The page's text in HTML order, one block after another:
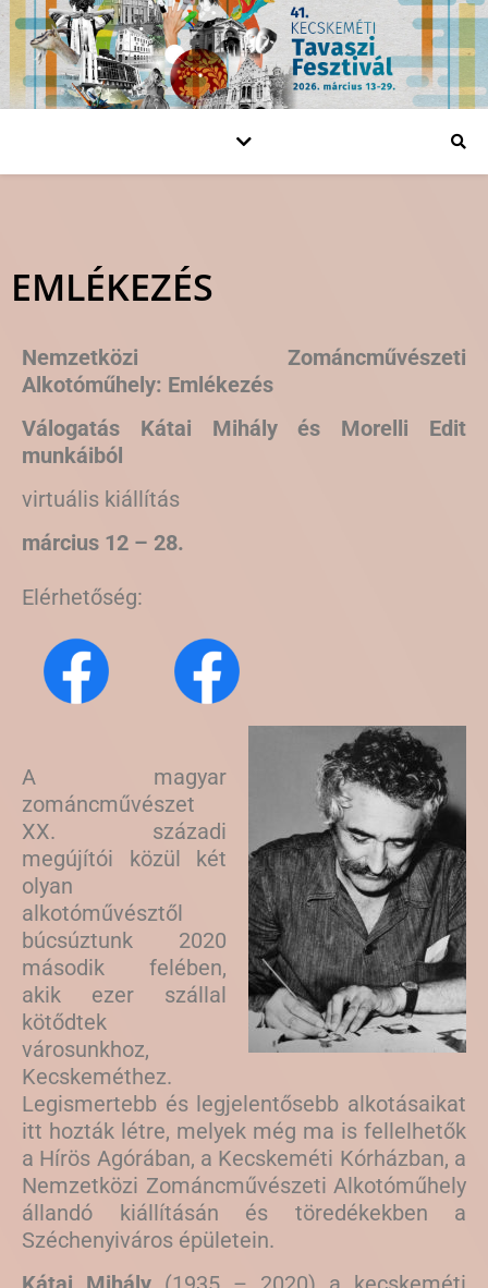
EMLÉKEZÉS
Nemzetközi Zománcművészeti
Alkotóműhely: Emlékezés
Válogatás Kátai Mihály és Morelli Edit
munkáiból
virtuális kiállítás
március 12 – 28.
Elérhetőség:
A magyar
zománcművészet
XX. századi
megújítói közül két
olyan
alkotóművésztől
búcsúztunk 2020
második felében,
akik ezer szállal
kötődtek
városunkhoz,
Kecskeméthez.
Legismertebb és legjelentősebb alkotásaikat
itt hozták létre, melyek még ma is fellelhetők
a Hírös Agórában, a Kecskeméti Kórházban, a
Nemzetközi Zománcművészeti Alkotóműhely
állandó kiállításán és töredékekben a
Széchenyiváros épületein.